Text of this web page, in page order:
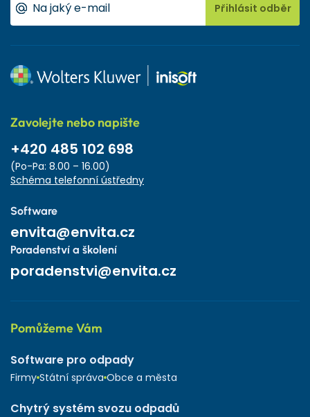
Přihlásit odběr
Zavolejte nebo napište
+420 485 102 698
(Po-Pa: 8.00 – 16.00)
Schéma telefonní ústředny
Software
envita@envita.cz
Poradenství a školení
poradenstvi@envita.cz
Pomůžeme Vám
Software pro odpady
Firmy Státní správa Obce a města
Chytrý systém svozu odpadů